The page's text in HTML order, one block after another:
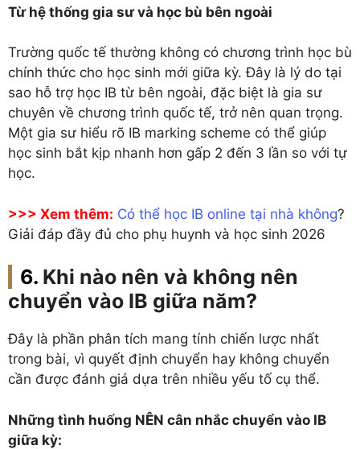
Từ hệ thống gia sư và học bù bên ngoài
Trường quốc tế thường không có chương trình học bù
chính thức cho học sinh mới giữa kỳ. Đây là lý do tại
sao hỗ trợ học IB từ bên ngoài, đặc biệt là gia sư
chuyên về chương trình quốc tế, trở nên quan trọng.
Một gia sư hiểu rõ IB marking scheme có thể giúp
học sinh bắt kịp nhanh hơn gấp 2 đến 3 lần so với tự
học.
>>> Xem thêm: Có thể học IB online tại nhà không?
Giải đáp đầy đủ cho phụ huynh và học sinh 2026
Khi nào nên và không nên
chuyển vào IB giữa năm?
Đây là phần phân tích mang tính chiến lược nhất
trong bài, vì quyết định chuyển hay không chuyển
cần được đánh giá dựa trên nhiều yếu tố cụ thể.
Những tình huống NÊN cân nhắc chuyển vào IB
giữa kỳ: